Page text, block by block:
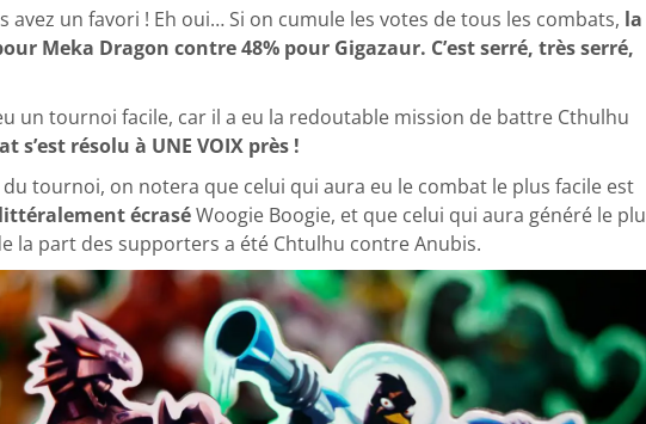
avez un favori ! Eh oui… Si on cumule les votes de tous les combats, la
Meka Dragon contre 48% pour Gigazaur. C’est serré, très serré,
un tournoi facile, car il a eu la redoutable mission de battre Cthulhu
s’est résolu à UNE VOIX près !
tournoi, on notera que celui qui aura eu le combat le plus facile est
écraséWoogie Boogie, et que celui qui aura généré le
la part des supporters a été Chtulhu contre Anubis.